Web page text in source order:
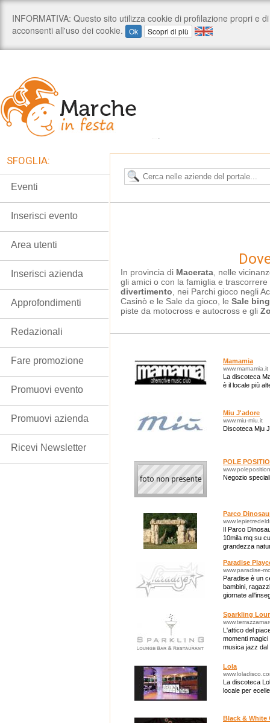
In provincia di Macerata , nelle
gli amici o con la famiglia e
divertimento , nei Parchi gioco negli
Casinò e le Sale da gioco, le Sale
piste da motocross e autocross e gli
Mamamia
www.mamamia.it
La discoteca
è il locale più
Miu J'adore
www.miu-miu.it
Discoteca Mju
POLE
Negozio
Parco
Il Parco
10mila mq su
grandezza
Paradise
www.paradise-
Paradise è un
bambini,
giornate
Sparkling
L'attico del
momenti
musica jazz dal
Lola
La discoteca
locale per
Black & White
SFOGLIA:
Eventi
Inserisci evento
Area utenti
Inserisci azienda
Approfondimenti
Redazionali
Fare promozione
Promuovi evento
Promuovi azienda
Ricevi Newsletter